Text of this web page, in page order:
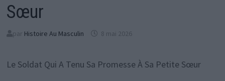
Sœur
par Histoire Au Masculin 8 mai 2026
Le Soldat Qui A Tenu Sa Promesse À Sa Petite Sœur